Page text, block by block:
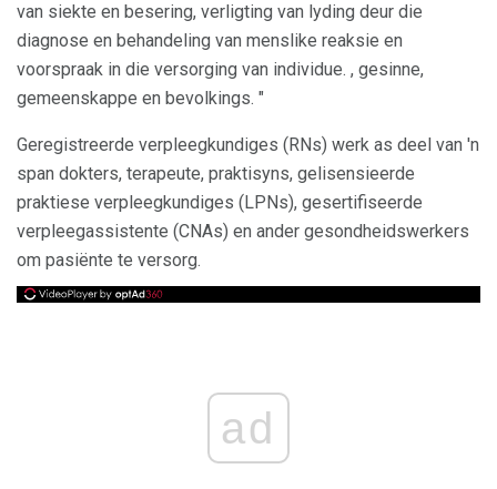
van siekte en besering, verligting van lyding deur die
diagnose en behandeling van menslike reaksie en
voorspraak in die versorging van individue. , gesinne,
gemeenskappe en bevolkings. "
Geregistreerde verpleegkundiges (RNs) werk as deel van 'n
span dokters, terapeute, praktisyns, gelisensieerde
praktiese verpleegkundiges (LPNs), gesertifiseerde
verpleegassistente (CNAs) en ander gesondheidswerkers
om pasiënte te versorg.
ad